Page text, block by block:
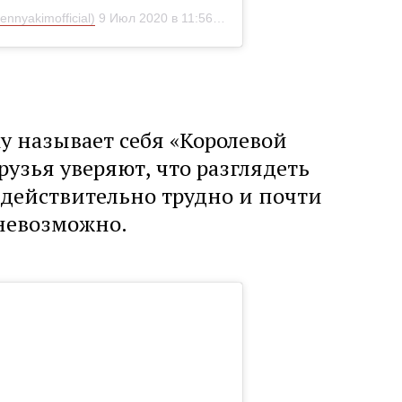
9 Июл 2020 в 11:56 PDT
называет себя «Королевой
уверяют, что разглядеть
трудно и почти